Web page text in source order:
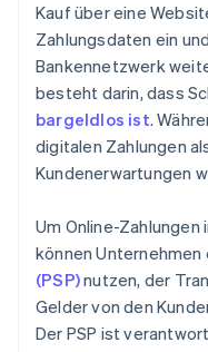
Kauf über eine
Zahlungsdaten ein
Bankennetzwerk
besteht darin, dass
bargeldlos ist.
digitalen Zahlungen
Kundenerwartungen
Um Online-
können Unternehmen
(PSP)nutzen, der
Gelder von den
Der PSP ist